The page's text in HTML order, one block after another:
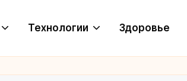
Технологии Здоровье